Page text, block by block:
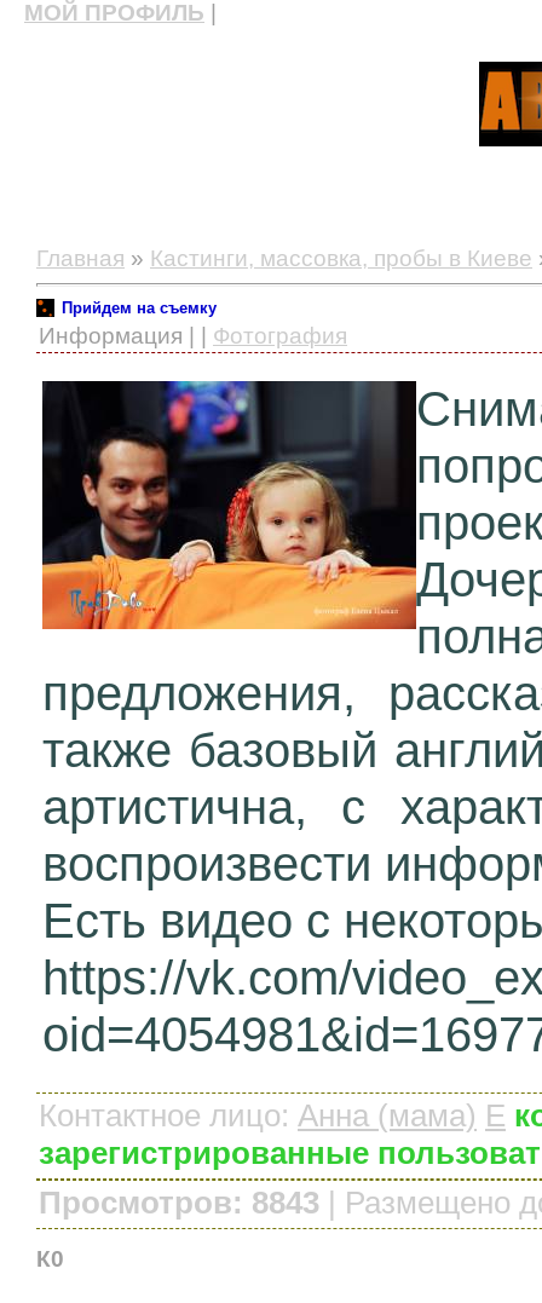
МОЙ ПРОФИЛЬ
Главная » Кастинги, массовка, пробы в Киеве
Прийдем на съемку
Информация | | Фотография
предложения,
также базовый
артистична, с
воспроизвести
Есть видео с
https://vk.com/
Контактное лицо: Анна (мама) E
зарегистрированные
Просмотров: 8843 | Размещено
К0